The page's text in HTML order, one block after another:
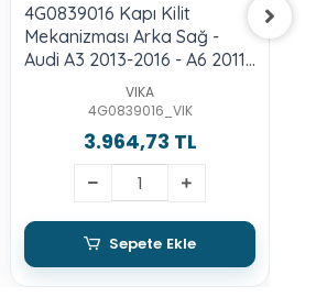
4G0839016 Kapı Kilit
Mekanizması Arka Sağ -
Audi A3 2013-2016 - A6 2011-
2018 - A7 2011-2018 - Audi
Q32012-2018 - Q7 2016->
VIKA
4G0839016_VIK
3.964,73 TL
Sepete Ekle